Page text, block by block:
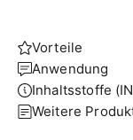
Vorteile
Anwendung
Inhaltsstoffe
Weitere